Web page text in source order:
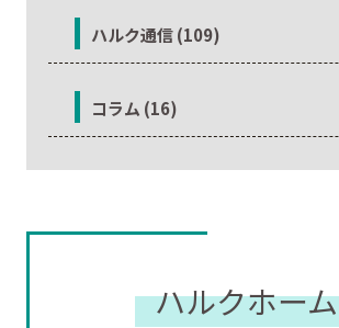
ハルク通信 (109)
コラム (16)
ハルクホーム